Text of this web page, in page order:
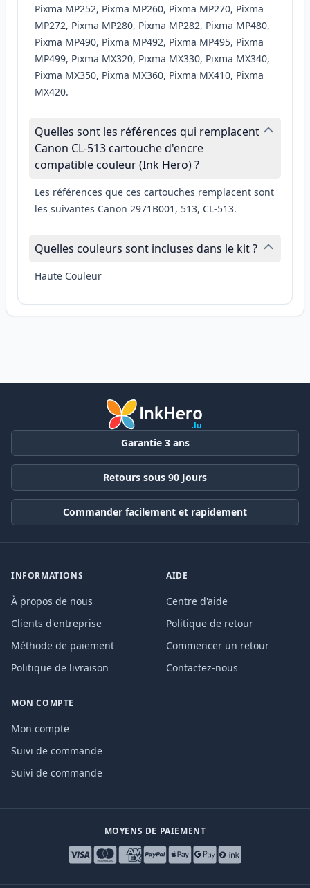
Pixma MP252, Pixma MP260, Pixma MP270, Pixma
MP272, Pixma MP280, Pixma MP282, Pixma MP480,
Pixma MP490, Pixma MP492, Pixma MP495, Pixma
MP499, Pixma MX320, Pixma MX330, Pixma MX340,
Pixma MX350, Pixma MX360, Pixma MX410, Pixma
MX420.
Quelles sont les références qui remplacent
Canon CL-513 cartouche d'encre
compatible couleur (Ink Hero) ?
Les références que ces cartouches remplacent sont
les suivantes Canon 2971B001, 513, CL-513.
Quelles couleurs sont incluses dans le kit ?
Haute Couleur
Garantie 3 ans
Retours sous 90 Jours
Commander facilement et rapidement
INFORMATIONS
À propos de nous
Clients d'entreprise
Méthode de paiement
Politique de livraison
AIDE
Centre d'aide
Politique de retour
Commencer un retour
Contactez-nous
MON COMPTE
Mon compte
Suivi de commande
Suivi de commande
MOYENS DE PAIEMENT